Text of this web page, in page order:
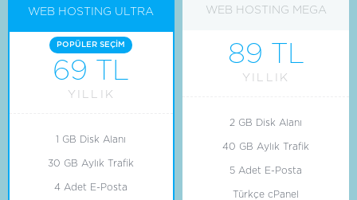
WEB HOSTING ULTRA
69 TL
YILLIK
1 GB Disk Alanı
30 GB Aylık Trafik
4 Adet E-Posta
WEB HOSTING MEGA
89 TL
YILLIK
2 GB Disk Alanı
40 GB Aylık Trafik
5 Adet E-Posta
Türkçe cPanel